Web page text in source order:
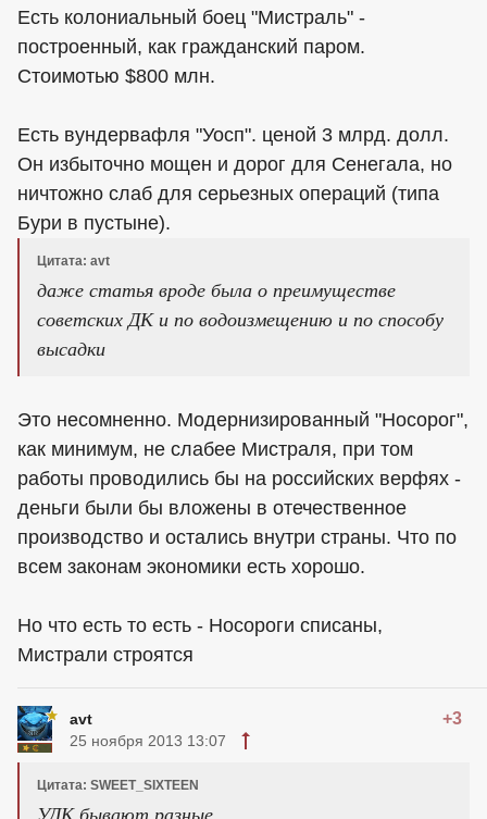
Есть колониальный боец "Мистраль" -
построенный, как гражданский паром.
Стоимотью $800 млн.
Есть вундервафля "Уосп". ценой 3 млрд. долл.
Он избыточно мощен и дорог для Сенегала, но
ничтожно слаб для серьезных операций (типа
Бури в пустыне).
Цитата: avt
даже статья вроде была о преимуществе
советских ДК и по водоизмещению и по способу
высадки
Это несомненно. Модернизированный "Носорог",
как минимум, не слабее Мистраля, при том
работы проводились бы на российских верфях -
деньги были бы вложены в отечественное
производство и остались внутри страны. Что по
всем законам экономики есть хорошо.
Но что есть то есть - Носороги списаны,
Мистрали строятся
avt +3
25 ноября 2013 13:07
Цитата: SWEET_SIXTEEN
УДК бывают разные